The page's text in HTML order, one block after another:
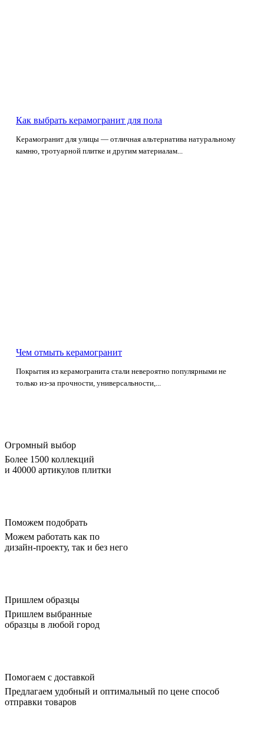
Как выбрать керамогранит для пола
Керамогранит для улицы — отличная альтернатива натуральному
камню, тротуарной плитке и другим материалам...
Чем отмыть керамогранит
Покрытия из керамогранита стали невероятно популярными не
только из-за прочности, универсальности,...
Огромный выбор
Более 1500 коллекций
и 40000 артикулов плитки
Поможем подобрать
Можем работать как по
дизайн-проекту, так и без него
Пришлем образцы
Пришлем выбранные
образцы в любой город
Помогаем с доставкой
Предлагаем удобный и оптимальный по цене способ
отправки товаров